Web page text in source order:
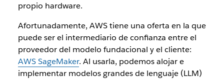
propio hardware.
Afortunadamente, AWS tiene una oferta en la que
puede ser el intermediario de confianza entre el
proveedor del modelo fundacional y el cliente:
AWS SageMaker. Al usarla, podemos alojar e
implementar modelos grandes de lenguaje (LLM)